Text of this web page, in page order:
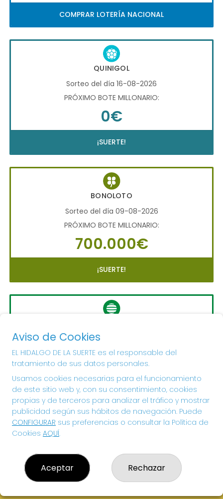
COMPRAR LOTERÍA NACIONAL
QUINIGOL
Sorteo del día 16-08-2026
PRÓXIMO BOTE MILLONARIO:
0€
¡SUERTE!
BONOLOTO
Sorteo del día 09-08-2026
PRÓXIMO BOTE MILLONARIO:
700.000€
¡SUERTE!
Sorteo del día 10-08-2026
PRÓXIMO BOTE MILLONARIO:
56.000.000€
¡SUERTE!
Aviso de Cookies
EL HIDALGO DE LA SUERTE es el responsable del
tratamiento de sus datos personales.
Usamos cookies necesarias para el funcionamiento
de este sitio web y, con su consentimiento, cookies
propias y de terceros para analizar el tráfico y mostrar
publicidad según sus hábitos de navegación. Puede
CONFIGURAR sus preferencias o consultar la Política de
Cookies AQUÍ.
Aceptar Rechazar